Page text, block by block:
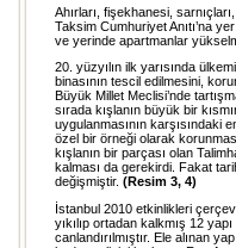
Ahırları, fişekhanesi,
Taksim Cumhuriyet Anıtı’na
ve yerinde apartmanlar
20. yüzyılın ilk yarısında
binasının tescil edilmesini,
Büyük Millet Meclisi’nde
sırada kışlanın büyük bir
uygulanmasının karşısındaki
özel bir örneği olarak
kışlanın bir parçası olan
kalması da gerekirdi. Fakat
değişmiştir. (Resim 3, 4)
İstanbul 2010 etkinlikleri
yıkılıp ortadan kalkmış 12
canlandırılmıştır. Ele alınan